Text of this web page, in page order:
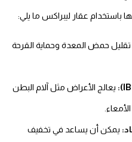
باستخدام عقار ليبراكس ما يلي:
حمض المعدة وحماية القرحة
يعالج الأعراض مثل آلام البطن
يمكن أن يساعد في تخفيف